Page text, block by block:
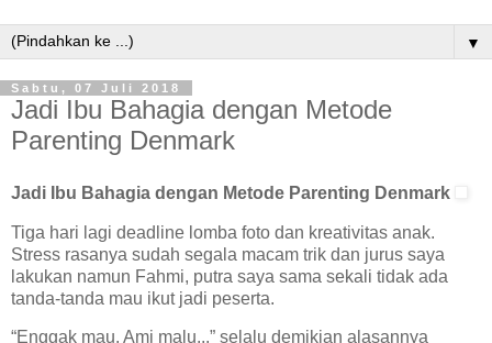
▼
Sabtu, 07 Juli 2018
Jadi Ibu Bahagia dengan Metode
Parenting Denmark
Jadi Ibu Bahagia dengan Metode Parenting Denmark
Tiga hari lagi deadline lomba foto dan kreativitas anak.
Stress rasanya sudah segala macam trik dan jurus saya
lakukan namun Fahmi, putra saya sama sekali tidak ada
tanda-tanda mau ikut jadi peserta.
“Enggak mau. Ami malu...” selalu demikian alasannya